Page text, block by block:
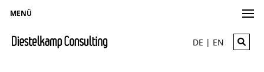
MENÜ
DE | EN